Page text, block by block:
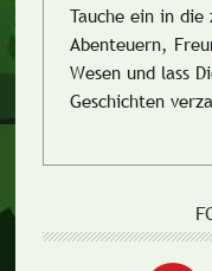
Tauche ein in
Abenteuern,
Wesen und lass
Geschichten